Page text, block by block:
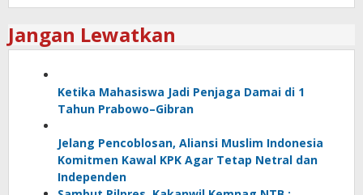
Jangan Lewatkan
Ketika Mahasiswa Jadi Penjaga Damai di 1
Tahun Prabowo–Gibran
Jelang Pencoblosan, Aliansi Muslim Indonesia
Komitmen Kawal KPK Agar Tetap Netral dan
Independen